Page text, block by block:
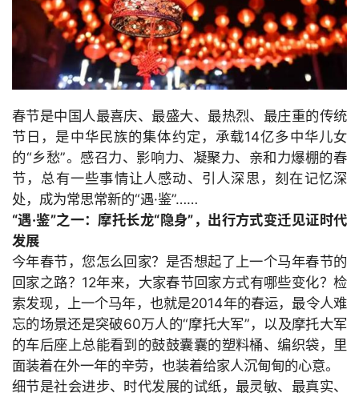
春节是中国人最喜庆、最盛大、最热烈、最庄重的传统
节日，是中华民族的集体约定，承载14亿多中华儿女
的“乡愁”。感召力、影响力、凝聚力、亲和力爆棚的春
节，总有一些事情让人感动、引人深思，刻在记忆深
处，成为常思常新的“遇·鉴”……
“遇·鉴”之一：摩托长龙“隐身”，出行方式变迁见证时代
发展
今年春节，您怎么回家？是否想起了上一个马年春节的
回家之路？ 12年来，大家春节回家方式有哪些变化？检
索发现，上一个马年，也就是2014年的春运，最令人难
忘的场景还是突破60万人的“摩托大军”，以及摩托大军
的车后座上总能看到的鼓鼓囊囊的塑料桶、编织袋，里
面装着在外一年的辛劳，也装着给家人沉甸甸的心意。
细节是社会进步、时代发展的试纸，最灵敏、最真实、